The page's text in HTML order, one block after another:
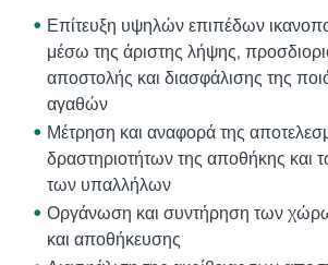
Επίτευξη υψηλών επιπέδων
μέσω της άριστης λήψης,
αποστολής και διασφάλισης της
αγαθών
Μέτρηση και αναφορά της
δραστηριοτήτων της αποθήκης και
των υπαλλήλων
Οργάνωση και συντήρηση των
και αποθήκευσης